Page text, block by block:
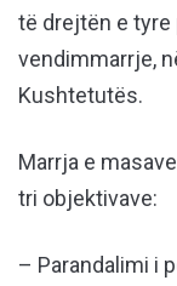
të drejtën e tyre
vendimmarrje,
Kushtetutës.
Marrja e
tri objektivave:
– Parandalimi i